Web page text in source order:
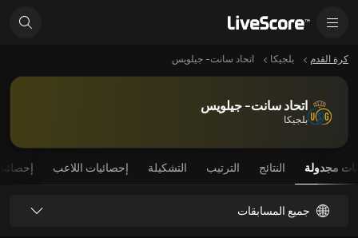
كرة القدم بلجيكا اتحاد سانت- جيلويس
اتحاد سانت- جيلويس
بلجيكا
مجدولة النتائج الترتيب التشكيلة إحصائيات اللاعب
جميع المسابقات